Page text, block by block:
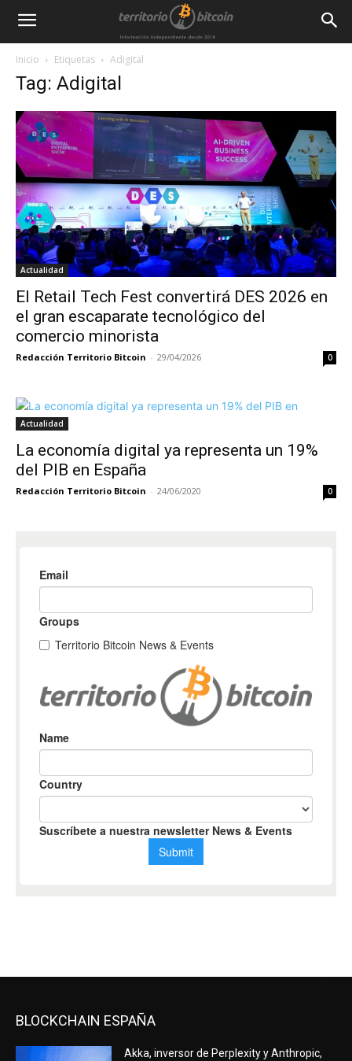
Inicio Etiquetas Adigital
Tag: Adigital
Actualidad
El Retail Tech Fest convertirá DES 2026 en
el gran escaparate tecnológico del
comercio minorista
Redacción Territorio Bitcoin - 29/04/2026 0
Actualidad
La economía digital ya representa un 19%
del PIB en España
Redacción Territorio Bitcoin - 24/06/2020 0
BLOCKCHAIN ESPAÑA
Akka, inversor de Perplexity y Anthropic,